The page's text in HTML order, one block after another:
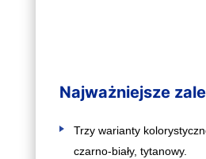
Najważniejsze
Trzy warianty
czarno‑biały, tytanowy.